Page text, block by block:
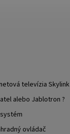
televízia Skylink
alebo Jablotron ?
ovládač